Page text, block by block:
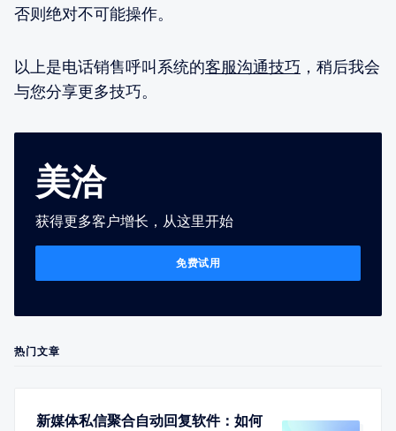
否则绝对不可能操作。
以上是电话销售呼叫系统的客服沟通技巧 ，稍后我会
与您分享更多技巧。
美洽
获得更多客户增长，从这里开始
免费试用
热门文章
新媒体私信聚合自动回复软件：如何